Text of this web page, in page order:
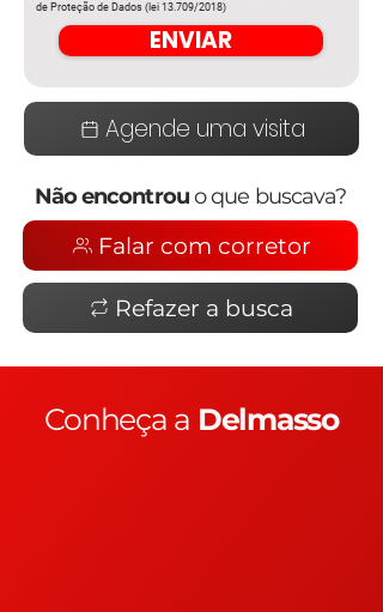
de Proteção de Dados (lei 13.709/2018)
ENVIAR
Agende uma visita
Não encontrouo que buscava?
Falar com corretor
Refazer a busca
Conheça a Delmasso